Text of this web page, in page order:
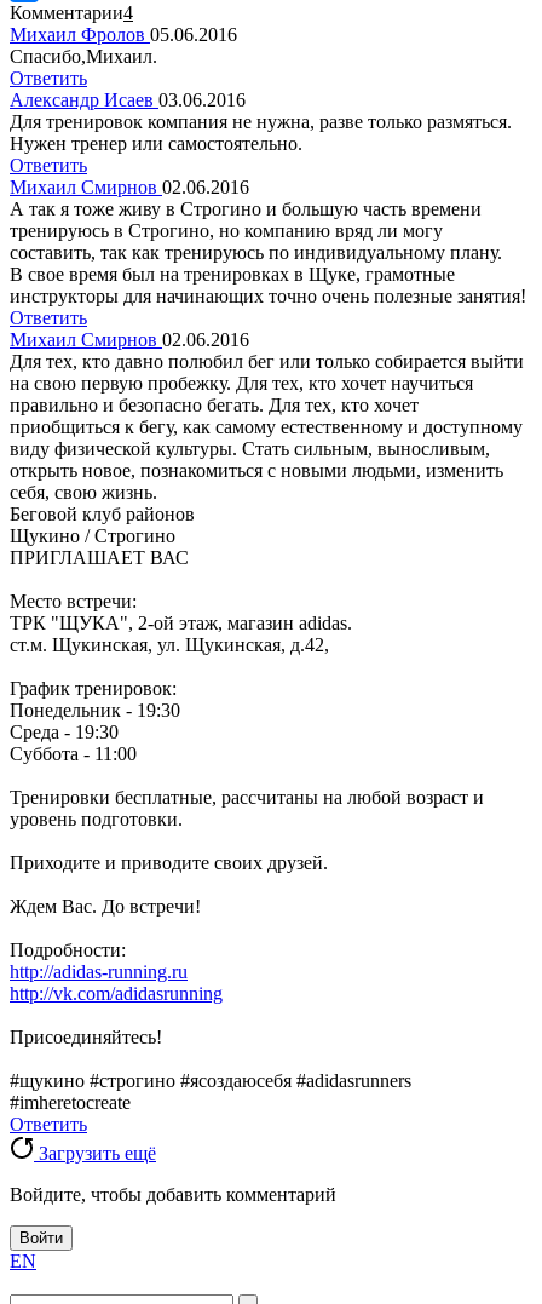
Комментарии4
Mихаил Фролов 05.06.2016
Спасибо,Михаил.
Ответить
Александр Исаев 03.06.2016
Для тренировок компания не нужна, разве только размяться.
Нужен тренер или самостоятельно.
Ответить
Михаил Смирнов 02.06.2016
А так я тоже живу в Строгино и большую часть времени
тренируюсь в Строгино, но компанию вряд ли могу
составить, так как тренируюсь по индивидуальному плану.
В свое время был на тренировках в Щуке, грамотные
инструкторы для начинающих точно очень полезные занятия!
Ответить
Михаил Смирнов 02.06.2016
Для тех, кто давно полюбил бег или только собирается выйти
на свою первую пробежку. Для тех, кто хочет научиться
правильно и безопасно бегать. Для тех, кто хочет
приобщиться к бегу, как самому естественному и доступному
виду физической культуры. Стать сильным, выносливым,
открыть новое, познакомиться с новыми людьми, изменить
себя, свою жизнь.
Беговой клуб районов
Щукино / Строгино
ПРИГЛАШАЕТ ВАС
Место встречи:
ТРК "ЩУКА", 2-ой этаж, магазин adidas.
ст.м. Щукинская, ул. Щукинская, д.42,
График тренировок:
Понедельник - 19:30
Среда - 19:30
Cуббота - 11:00
Тренировки бесплатные, рассчитаны на любой возраст и
уровень подготовки.
Приходите и приводите своих друзей.
Ждем Вас. До встречи!
Подробности:
http://adidas-running.ru
http://vk.com/adidasrunning
Присоединяйтесь!
#щукино #строгино #ясоздаюсебя #adidasrunners
#imheretocreate
Ответить
Загрузить ещё
Войдите, чтобы добавить комментарий
Войти
EN